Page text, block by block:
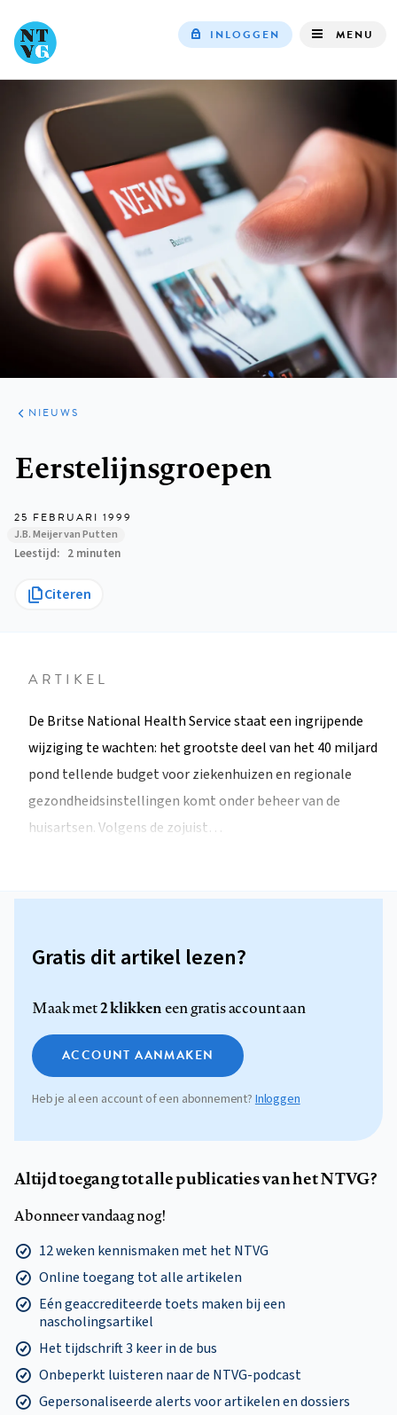
INLOGGEN MENU
ARTIKELEN
HET
KORT
NIEUWS
Eerstelijnsgroepen
25 FEBRUARI 1999
J.B. Meijer van Putten
Leestijd 2 minuten
Citeren
ARTIKEL
De Britse National Health Service staat een ingrijpende
wijziging te wachten: het grootste deel van het 40 miljard
pond tellende budget voor ziekenhuizen en regionale
gezondheidsinstellingen komt onder beheer van de
huisartsen. Volgens de zojuist…
Gratis dit artikel lezen?
Maak met2 klikkeneen gratis account aan
ACCOUNT AANMAKEN
Heb je al een account of een abonnement? Inloggen
Altijd toegang tot alle publicaties van het NTVG?
Abonneer vandaag nog!
12 weken kennismaken met het NTVG
Online toegang tot alle artikelen
Eén geaccrediteerde toets maken bij een
nascholingsartikel
Het tijdschrift 3 keer in de bus
Onbeperkt luisteren naar de NTVG-podcast
Gepersonaliseerde alerts voor artikelen en dossiers